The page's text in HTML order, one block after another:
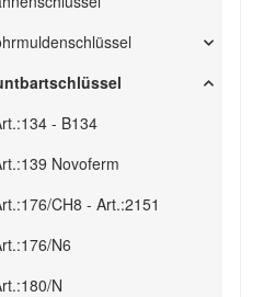
- B134
Novoferm
CH8 - Art.:2151
N6
N